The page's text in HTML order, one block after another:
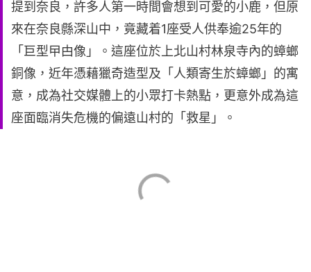
提到奈良，許多人第一時間會想到可愛的小鹿，但原
來在奈良縣深山中，竟藏着1座受人供奉逾25年的
「巨型曱甴像」。這座位於上北山村林泉寺內的蟑螂
銅像，近年憑藉獵奇造型及「人類寄生於蟑螂」的寓
意，成為社交媒體上的小眾打卡熱點，更意外成為這
座面臨消失危機的偏遠山村的「救星」。